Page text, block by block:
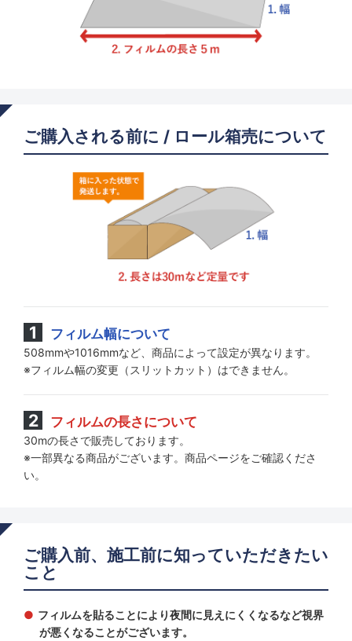
ご購入される前に / ロール箱売について
フィルム幅について
508mmや1016mmなど、商品によって設定が異なります。
※フィルム幅の変更（スリットカット）はできません。
フィルムの長さについて
30mの長さで販売しております。
※一部異なる商品がございます。商品ページをご確認くださ
い。
ご購入前、施工前に知っていただきたい
こと
フィルムを貼ることにより夜間に見えにくくなるなど視界
が悪くなることがございます。